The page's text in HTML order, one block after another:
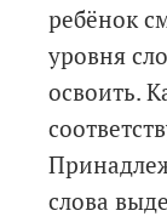
ребёнок
уровня
освоить.
слова